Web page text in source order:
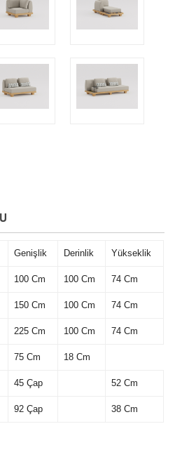
Genişlik Derinlik Yükseklik
100 Cm 100 Cm 74 Cm
150 Cm 100 Cm 74 Cm
225 Cm 100 Cm 74 Cm
75 Cm 18 Cm
45 Çap 52 Cm
92 Çap 38 Cm